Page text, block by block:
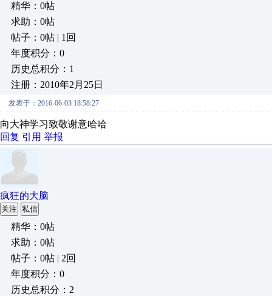
精华：0帖
求助：0帖
帖子：0帖 | 1回
年度积分：0
历史总积分：1
注册：2010年2月25日
发表于：2016-06-03 18:58:27
向大神学习致敬谢意哈哈
回复 引用 举报
疯狂的大脑
关注 私信
精华：0帖
求助：0帖
帖子：0帖 | 2回
年度积分：0
历史总积分：2